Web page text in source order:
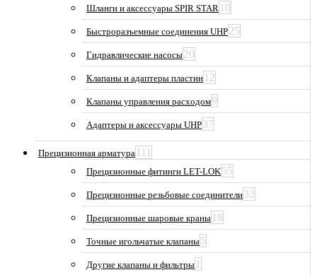
Шланги и аксессуары SPIR STAR 10
Быстроразъемные соединения UHP25
Гидравлические насосы20
Клапаны и адаптеры пластин 12
Клапаны управления расходом9
Адаптеры и аксессуары UHP37
Прецизионная арматура 111
Прецизионные фитинги LET-LOK55
Прецизионные резьбовые соединители32
Прецизионные шаровые краны 18
Точные игольчатые клапаны5
Другие клапаны и фильтры 1